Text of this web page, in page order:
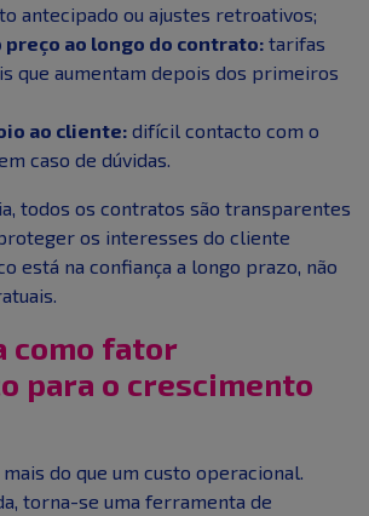
antecipado ou ajustes retroativos;
preço ao longo do contrato: tarifas
que aumentam depois dos primeiros
ao cliente: difícil contacto com o
caso de dúvidas.
todos os contratos são transparentes
os interesses do cliente
está na confiança a longo prazo, não
como fator
para o crescimento
do que um custo operacional.
torna-se uma ferramenta de